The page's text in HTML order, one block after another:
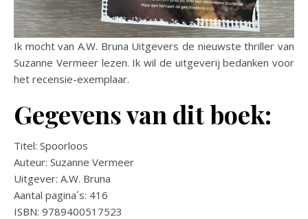
Ik mocht van A.W. Bruna Uitgevers de nieuwste thriller van
Suzanne Vermeer lezen. Ik wil de uitgeverij bedanken voor
het recensie-exemplaar.
Gegevens van dit boek:
Titel: Spoorloos
Auteur: Suzanne Vermeer
Uitgever: A.W. Bruna
Aantal pagina´s: 416
ISBN: 9789400517523